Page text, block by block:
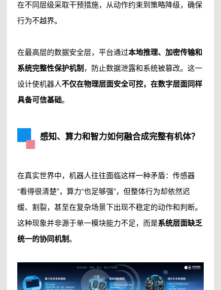
在不同层级采取干预措施，从动作约束到策略降级，确保
行为不越界。
在最高层的数据安全层，平台通过本地推理、加密传输和
系统完整性保护机制，防止数据泄露和系统被篡改。这一
设计使机器人不仅在物理层面安全可控，在数字层面同样
具备可信基础。
感知、算力和智力如何融合成完整有机体？
在真实世界中，机器人往往面临这样一种矛盾：传感器
“看得很清楚”，算力“也足够强”，但整体行为却依然迟
缓、割裂，甚至在复杂场景下出现不稳定的动作和判断。
这种现象并非源于单一模块能力不足，而是系统层面缺乏
统一的协同机制。